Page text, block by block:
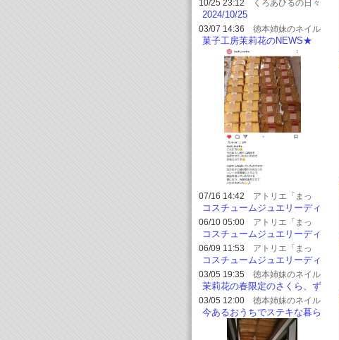
10/25 23:12 くろあひるの日々
2024/10/25
03/07 14:36 徳本姉妹のネイル
ズセントフェアリー★ひろこブロ
グ～山口県周南市新南陽のネイル
サロン～
菓子工房茉莉花のNEWS★
ソレーネ周南に出荷スタート
07/16 14:42 アトリエ「まっ
つ」
コスチュームジュエリーディ
プロマ講座 Lesson6
06/10 05:00 アトリエ「まっ
つ」
コスチュームジュエリーディ
プロマ講座 Lesson５
06/09 11:53 アトリエ「まっ
つ」
コスチュームジュエリーディ
プロマ講座 Lesson４
03/05 19:35 徳本姉妹のネイル
ズセントフェアリー★ひろこブロ
グ～山口県周南市新南陽のネイル
サロン～
茉莉花の春限定のさくら、ず
っとかぎたくなる、いい香り
と美味しさが両立してる★ こ
れはオスス...
03/05 12:00 徳本姉妹のネイル
ズセントフェアリー★ひろこブロ
グ～山口県周南市新南陽のネイル
サロン～
今あるおうちでステキな暮ら
し(*^-^*)”3/6㈯築85年古民家ﾘﾉ
ﾍﾞｰｼｮﾝお宅訪問会♪”